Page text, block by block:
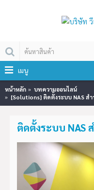
เมนู
หน้าหลัก
บทความออนไลน์
[Solutions] ติดตั้งระบบ NAS ส
ติดตั้งระบบ NAS